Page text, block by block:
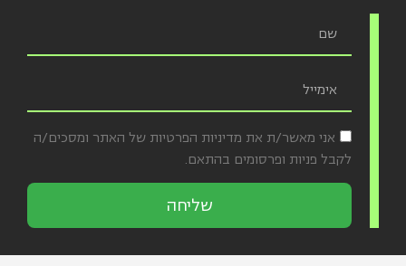
אני מאשר/ת את מדיניות הפרטיות של האתר ומסכים/ה
לקבל פניות ופרסומים בהתאם.
שליחה